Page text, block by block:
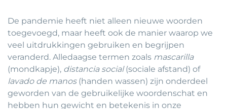
De pandemie heeft niet alleen nieuwe woorden
toegevoegd, maar heeft ook de manier waarop we
veel uitdrukkingen gebruiken en begrijpen
veranderd. Alledaagse termen zoals mascarilla
(mondkapje), distancia social(sociale afstand) of
lavado de manos(handen wassen) zijn onderdeel
geworden van de gebruikelijke woordenschat en
hebben hun gewicht en betekenis in onze